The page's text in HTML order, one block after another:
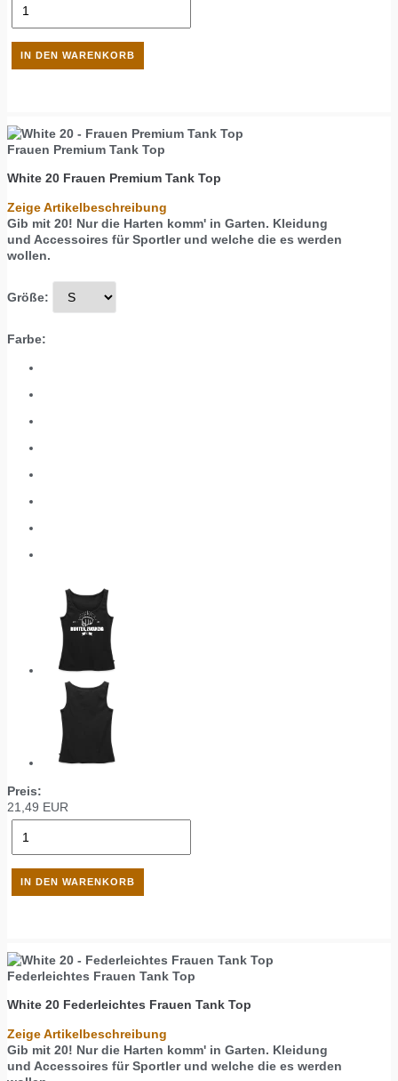
Frauen Premium Tank Top
White 20 Frauen Premium Tank Top
Zeige Artikelbeschreibung
Gib mit 20! Nur die Harten komm' in Garten. Kleidung
und Accessoires für Sportler und welche die es werden
wollen.
Größe:
Farbe:
Preis:
21,49 EUR
Federleichtes Frauen Tank Top
White 20 Federleichtes Frauen Tank Top
Zeige Artikelbeschreibung
Gib mit 20! Nur die Harten komm' in Garten. Kleidung
und Accessoires für Sportler und welche die es werden